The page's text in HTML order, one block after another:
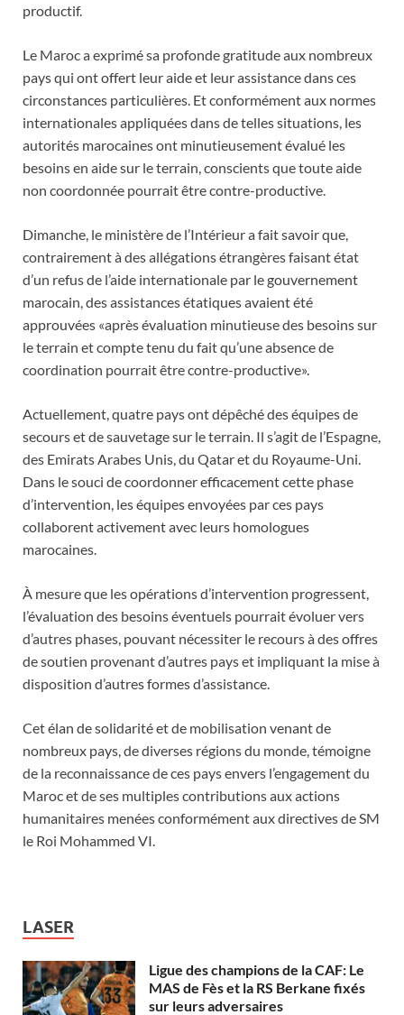
productif.
Le Maroc a exprimé sa profonde gratitude aux nombreux
pays qui ont offert leur aide et leur assistance dans ces
circonstances particulières. Et conformément aux normes
internationales appliquées dans de telles situations, les
autorités marocaines ont minutieusement évalué les
besoins en aide sur le terrain, conscients que toute aide
non coordonnée pourrait être contre-productive.
Dimanche, le ministère de l’Intérieur a fait savoir que,
contrairement à des allégations étrangères faisant état
d’un refus de l’aide internationale par le gouvernement
marocain, des assistances étatiques avaient été
approuvées «après évaluation minutieuse des besoins sur
le terrain et compte tenu du fait qu’une absence de
coordination pourrait être contre-productive».
Actuellement, quatre pays ont dépêché des équipes de
secours et de sauvetage sur le terrain. Il s’agit de l’Espagne,
des Emirats Arabes Unis, du Qatar et du Royaume-Uni.
Dans le souci de coordonner efficacement cette phase
d’intervention, les équipes envoyées par ces pays
collaborent activement avec leurs homologues
marocaines.
À mesure que les opérations d’intervention progressent,
l’évaluation des besoins éventuels pourrait évoluer vers
d’autres phases, pouvant nécessiter le recours à des offres
de soutien provenant d’autres pays et impliquant la mise à
disposition d’autres formes d’assistance.
Cet élan de solidarité et de mobilisation venant de
nombreux pays, de diverses régions du monde, témoigne
de la reconnaissance de ces pays envers l’engagement du
Maroc et de ses multiples contributions aux actions
humanitaires menées conformément aux directives de SM
le Roi Mohammed VI.
LASER
Ligue des champions de la CAF: Le
MAS de Fès et la RS Berkane fixés
sur leurs adversaires